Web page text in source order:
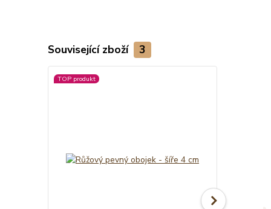
Související zboží 3
TOP produkt